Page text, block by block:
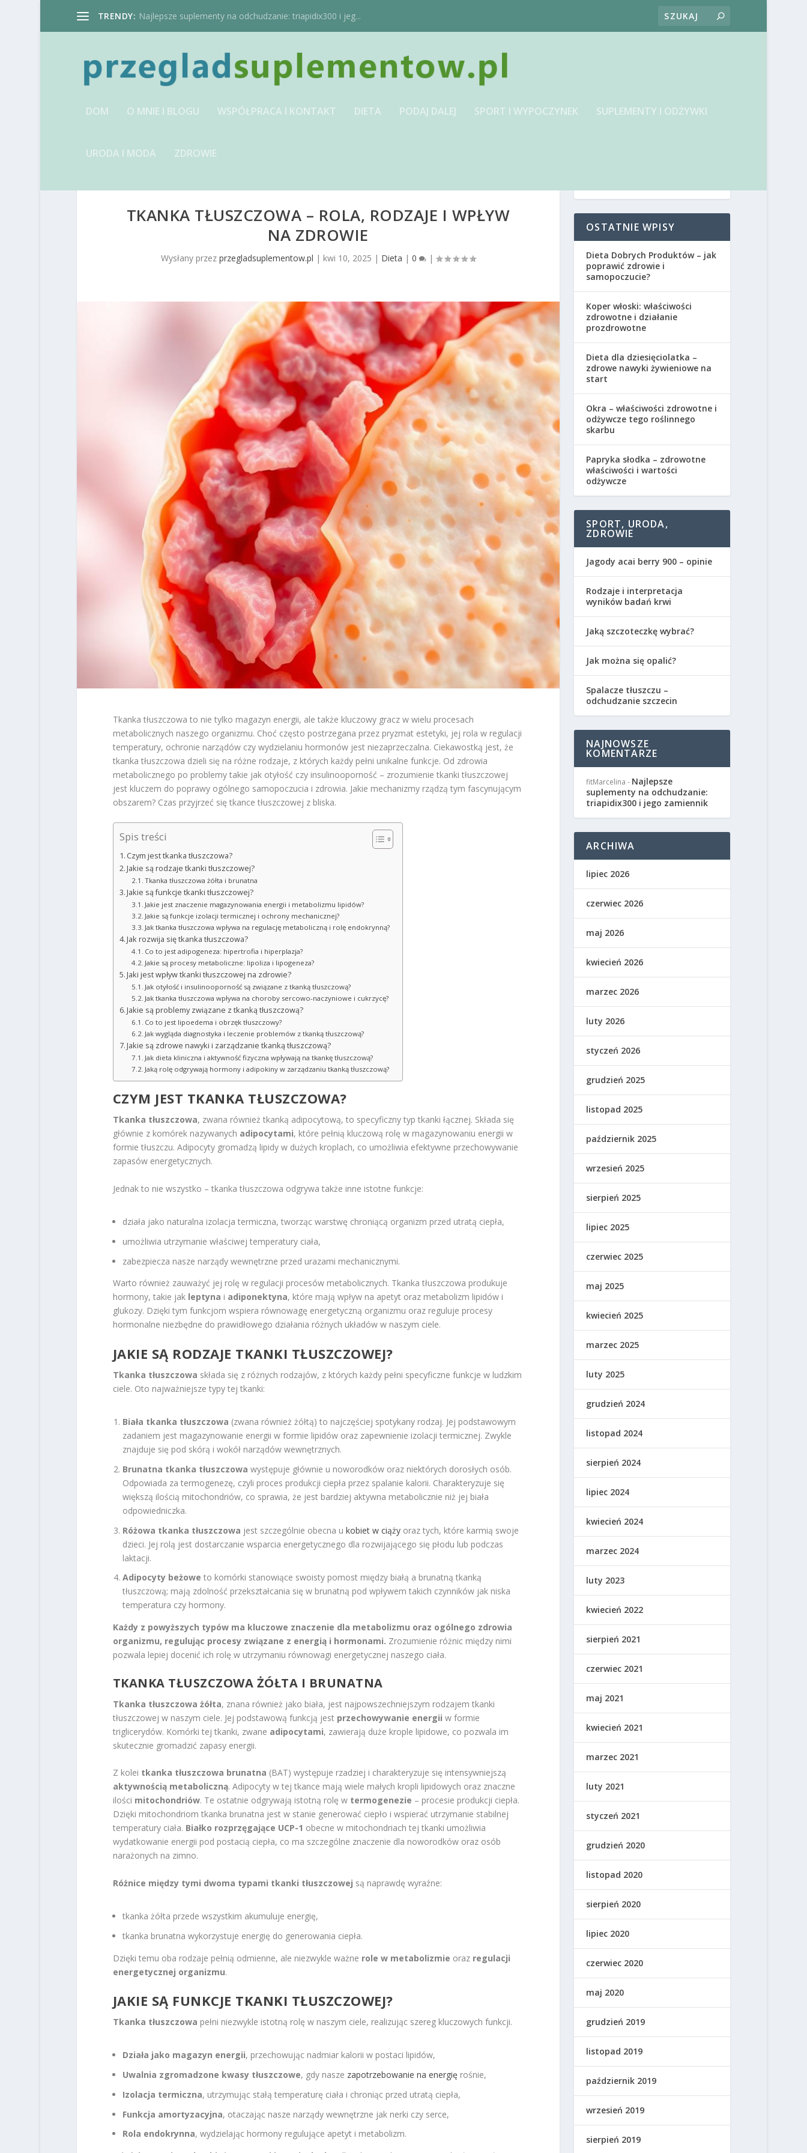
TRENDY: Najlepsze suplementy na odchudzanie: triapidix300 i jeg...
DOM O MNIE I BLOGU WSPÓŁPRACA I KONTAKT DIETA PODAJ DALEJ SPORT I WYPOCZYNEK SUPLEMENTY I ODŻYWKI
URODA I MODA ZDROWIE
TKANKA TŁUSZCZOWA – ROLA, RODZAJE I WPŁYW
NA ZDROWIE
Wysłany przez przegladsuplementow.pl | kwi 10, 2025 | Dieta | 0 |
Tkanka tłuszczowa to nie tylko magazyn energii, ale także kluczowy gracz w wielu procesach
metabolicznych naszego organizmu. Choć często postrzegana przez pryzmat estetyki, jej rola w regulacji
temperatury, ochronie narządów czy wydzielaniu hormonów jest niezaprzeczalna. Ciekawostką jest, że
tkanka tłuszczowa dzieli się na różne rodzaje, z których każdy pełni unikalne funkcje. Od zdrowia
metabolicznego po problemy takie jak otyłość czy insulinooporność – zrozumienie tkanki tłuszczowej
jest kluczem do poprawy ogólnego samopoczucia i zdrowia. Jakie mechanizmy rządzą tym fascynującym
obszarem? Czas przyjrzeć się tkance tłuszczowej z bliska.
Spis treści
Czym jest tkanka tłuszczowa?
Jakie są rodzaje tkanki tłuszczowej?
Tkanka tłuszczowa żółta i brunatna
Jakie są funkcje tkanki tłuszczowej?
Jakie jest znaczenie magazynowania energii i metabolizmu lipidów?
Jakie są funkcje izolacji termicznej i ochrony mechanicznej?
Jak tkanka tłuszczowa wpływa na regulację metaboliczną i rolę endokrynną?
Jak rozwija się tkanka tłuszczowa?
Co to jest adipogeneza: hipertrofia i hiperplazja?
Jakie są procesy metaboliczne: lipoliza i lipogeneza?
Jaki jest wpływ tkanki tłuszczowej na zdrowie?
Jak otyłość i insulinooporność są związane z tkanką tłuszczową?
Jak tkanka tłuszczowa wpływa na choroby sercowo-naczyniowe i cukrzycę?
Jakie są problemy związane z tkanką tłuszczową?
Co to jest lipoedema i obrzęk tłuszczowy?
Jak wygląda diagnostyka i leczenie problemów z tkanką tłuszczową?
Jakie są zdrowe nawyki i zarządzanie tkanką tłuszczową?
Jak dieta kliniczna i aktywność fizyczna wpływają na tkankę tłuszczową?
Jaką rolę odgrywają hormony i adipokiny w zarządzaniu tkanką tłuszczową?
CZYM JEST TKANKA TŁUSZCZOWA?
Tkanka tłuszczowa, zwana również tkanką adipocytową, to specyficzny typ tkanki łącznej. Składa się
głównie z komórek nazywanych adipocytami, które pełnią kluczową rolę w magazynowaniu energii w
formie tłuszczu. Adipocyty gromadzą lipidy w dużych kroplach, co umożliwia efektywne przechowywanie
zapasów energetycznych.
Jednak to nie wszystko – tkanka tłuszczowa odgrywa także inne istotne funkcje:
działa jako naturalna izolacja termiczna, tworząc warstwę chroniącą organizm przed utratą ciepła,
umożliwia utrzymanie właściwej temperatury ciała,
zabezpiecza nasze narządy wewnętrzne przed urazami mechanicznymi.
Warto również zauważyć jej rolę w regulacji procesów metabolicznych. Tkanka tłuszczowa produkuje
hormony, takie jak leptyna i adiponektyna, które mają wpływ na apetyt oraz metabolizm lipidów i
glukozy. Dzięki tym funkcjom wspiera równowagę energetyczną organizmu oraz reguluje procesy
hormonalne niezbędne do prawidłowego działania różnych układów w naszym ciele.
JAKIE SĄ RODZAJE TKANKI TŁUSZCZOWEJ?
Tkanka tłuszczowa składa się z różnych rodzajów, z których każdy pełni specyficzne funkcje w ludzkim
ciele. Oto najważniejsze typy tej tkanki:
Biała tkanka tłuszczowa (zwana również żółtą) to najczęściej spotykany rodzaj. Jej podstawowym
zadaniem jest magazynowanie energii w formie lipidów oraz zapewnienie izolacji termicznej. Zwykle
znajduje się pod skórą i wokół narządów wewnętrznych.
Brunatna tkanka tłuszczowa występuje głównie u noworodków oraz niektórych dorosłych osób.
Odpowiada za termogenezę, czyli proces produkcji ciepła przez spalanie kalorii. Charakteryzuje się
większą ilością mitochondriów, co sprawia, że jest bardziej aktywna metabolicznie niż jej biała
odpowiedniczka.
Różowa tkanka tłuszczowa jest szczególnie obecna u kobiet w ciążyoraz tych, które karmią swoje
dzieci. Jej rolą jest dostarczanie wsparcia energetycznego dla rozwijającego się płodu lub podczas
laktacji.
Adipocyty beżowe to komórki stanowiące swoisty pomost między białą a brunatną tkanką
tłuszczową; mają zdolność przekształcania się w brunatną pod wpływem takich czynników jak niska
temperatura czy hormony.
Każdy z powyższych typów ma kluczowe znaczenie dla metabolizmu oraz ogólnego zdrowia
organizmu, regulując procesy związane z energią i hormonami. Zrozumienie różnic między nimi
pozwala lepiej docenić ich rolę w utrzymaniu równowagi energetycznej naszego ciała.
TKANKA TŁUSZCZOWA ŻÓŁTA I BRUNATNA
Tkanka tłuszczowa żółta, znana również jako biała, jest najpowszechniejszym rodzajem tkanki
tłuszczowej w naszym ciele. Jej podstawową funkcją jest przechowywanie energii w formie
triglicerydów. Komórki tej tkanki, zwane adipocytami, zawierają duże krople lipidowe, co pozwala im
skutecznie gromadzić zapasy energii.
Z kolei tkanka tłuszczowa brunatna (BAT) występuje rzadziej i charakteryzuje się intensywniejszą
aktywnością metaboliczną. Adipocyty w tej tkance mają wiele małych kropli lipidowych oraz znaczne
ilości mitochondriów. Te ostatnie odgrywają istotną rolę w termogenezie – procesie produkcji ciepła.
Dzięki mitochondriom tkanka brunatna jest w stanie generować ciepło i wspierać utrzymanie stabilnej
temperatury ciała. Białko rozprzęgające UCP-1 obecne w mitochondriach tej tkanki umożliwia
wydatkowanie energii pod postacią ciepła, co ma szczególne znaczenie dla noworodków oraz osób
narażonych na zimno.
Różnice między tymi dwoma typami tkanki tłuszczowej są naprawdę wyraźne:
tkanka żółta przede wszystkim akumuluje energię,
tkanka brunatna wykorzystuje energię do generowania ciepła.
Dzięki temu oba rodzaje pełnią odmienne, ale niezwykle ważne role w metabolizmie oraz regulacji
energetycznej organizmu.
JAKIE SĄ FUNKCJE TKANKI TŁUSZCZOWEJ?
Tkanka tłuszczowa pełni niezwykle istotną rolę w naszym ciele, realizując szereg kluczowych funkcji.
Działa jako magazyn energii, przechowując nadmiar kalorii w postaci lipidów,
Uwalnia zgromadzone kwasy tłuszczowe, gdy nasze zapotrzebowanie na energię rośnie,
Izolacja termiczna, utrzymując stałą temperaturę ciała i chroniąc przed utratą ciepła,
Funkcja amortyzacyjna, otaczając nasze narządy wewnętrzne jak nerki czy serce,
Rola endokrynna, wydzielając hormony regulujące apetyt i metabolizm.
OSTATNIE WPISY
Dieta Dobrych Produktów – jak
poprawić zdrowie i
samopoczucie?
Koper włoski: właściwości
zdrowotne i działanie
prozdrowotne
Dieta dla dziesięciolatka –
zdrowe nawyki żywieniowe na
start
Okra – właściwości zdrowotne i
odżywcze tego roślinnego
skarbu
Papryka słodka – zdrowotne
właściwości i wartości
odżywcze
SPORT, URODA,
ZDROWIE
Jagody acai berry 900 – opinie
Rodzaje i interpretacja
wyników badań krwi
Jaką szczoteczkę wybrać?
Jak można się opalić?
Spalacze tłuszczu –
odchudzanie szczecin
NAJNOWSZE
KOMENTARZE
fitMarcelina - Najlepsze
suplementy na odchudzanie:
triapidix300 i jego zamiennik
ARCHIWA
lipiec 2026
czerwiec 2026
maj 2026
kwiecień 2026
marzec 2026
luty 2026
styczeń 2026
grudzień 2025
listopad 2025
październik 2025
wrzesień 2025
sierpień 2025
lipiec 2025
czerwiec 2025
maj 2025
kwiecień 2025
marzec 2025
luty 2025
grudzień 2024
listopad 2024
sierpień 2024
lipiec 2024
kwiecień 2024
marzec 2024
luty 2023
kwiecień 2022
sierpień 2021
czerwiec 2021
maj 2021
kwiecień 2021
marzec 2021
luty 2021
styczeń 2021
grudzień 2020
listopad 2020
sierpień 2020
lipiec 2020
czerwiec 2020
maj 2020
grudzień 2019
listopad 2019
październik 2019
wrzesień 2019
sierpień 2019